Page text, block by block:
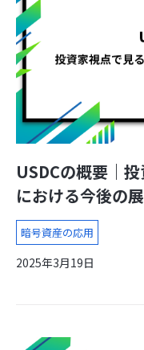
USDCの概要｜
における今後の
暗号資産の応用
2025年3月19日